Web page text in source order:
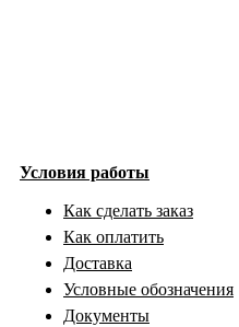
Условия работы
Как сделать заказ
Как оплатить
Доставка
Условные обозначения
Документы